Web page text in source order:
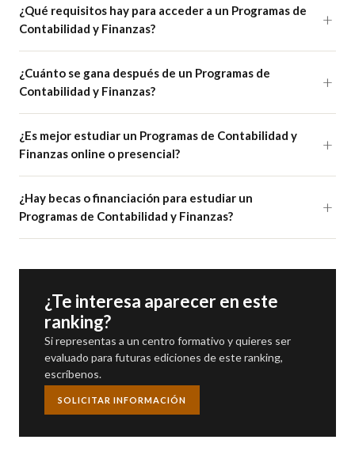
¿Qué requisitos hay para acceder a un Programas de
Contabilidad y Finanzas?
¿Cuánto se gana después de un Programas de
Contabilidad y Finanzas?
¿Es mejor estudiar un Programas de Contabilidad y
Finanzas online o presencial?
¿Hay becas o financiación para estudiar un
Programas de Contabilidad y Finanzas?
¿Te interesa aparecer en este
ranking?
Si representas a un centro formativo y quieres ser
evaluado para futuras ediciones de este ranking,
escríbenos.
SOLICITAR INFORMACIÓN